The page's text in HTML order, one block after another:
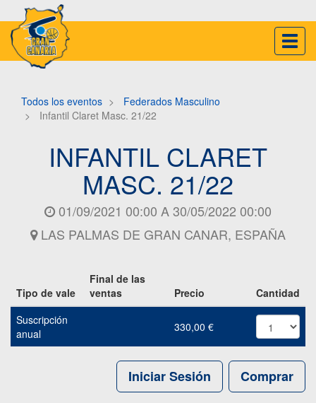
Todos los eventos
Federados Masculino
Infantil Claret Masc. 21/22
INFANTIL CLARET
MASC. 21/22
01/09/2021 00:00 A30/05/2022 00:00
LAS PALMAS DE GRAN CANAR, ESPAÑA
Tipo de vale
Final de las
ventas
Precio
Cantidad
Suscripción
anual
330,00 €
Comprar
Iniciar Sesión